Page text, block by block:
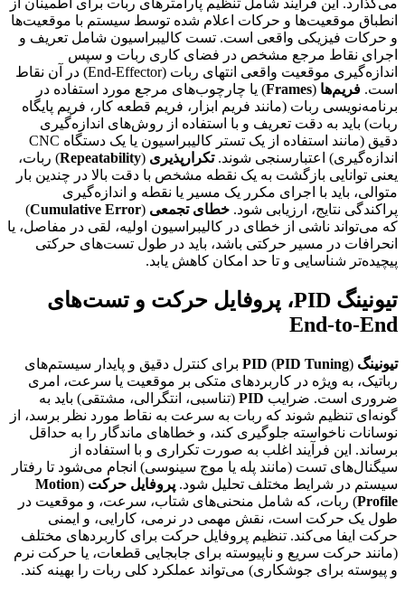
می‌گذارد. این فرآیند شامل تنظیم پارامترهای ربات برای اطمینان از
انطباق موقعیت‌ها و حرکات اعلام شده توسط سیستم با موقعیت‌ها
و حرکات فیزیکی واقعی است. تست کالیبراسیون شامل تعریف و
اجرای نقاط مرجع مشخص در فضای کاری ربات و سپس
اندازه‌گیری موقعیت واقعی انتهای ربات (End-Effector) در آن نقاط
است. فریم‌ها (
Frames) یا چارچوب‌های مرجع مورد استفاده در
برنامه‌نویسی ربات (مانند فریم ابزار، فریم قطعه کار، فریم پایگاه
ربات) باید به دقت تعریف و با استفاده از روش‌های اندازه‌گیری
دقیق (مانند استفاده از یک تستر کالیبراسیون یا یک دستگاه CNC
اندازه‌گیری) اعتبارسنجی شوند.تکرارپذیری (
Repeatability) ربات،
یعنی توانایی بازگشت به یک نقطه مشخص با دقت بالا در چندین بار
متوالی، باید با اجرای مکرر یک مسیر یا نقطه و اندازه‌گیری
پراکندگی نتایج، ارزیابی شود. خطای تجمعی (
Cumulative Error
)
که می‌تواند ناشی از خطای در کالیبراسیون اولیه، لقی در مفاصل، یا
انحرافات در مسیر حرکتی باشد، باید در طول تست‌های حرکتی
پیچیده‌تر شناسایی و تا حد امکان کاهش یابد.
تیونینگ PID، پروفایل حرکت و تست‌های
End-to-End
تیونینگ PID (PID Tuning
) برای کنترل دقیق و پایدار سیستم‌های
رباتیک، به ویژه در کاربردهای متکی بر موقعیت یا سرعت، امری
ضروری است. ضرایب PID (تناسبی، انتگرالی، مشتقی) باید به
گونه‌ای تنظیم شوند که ربات به سرعت به نقاط مورد نظر برسد، از
نوسانات ناخواسته جلوگیری کند، و خطاهای ماندگار را به حداقل
برساند. این فرآیند اغلب به صورت تکراری و با استفاده از
سیگنال‌های تست (مانند پله یا موج سینوسی) انجام می‌شود تا رفتار
سیستم در شرایط مختلف تحلیل شود. پروفایل حرکت (
Motion
Profile) ربات، که شامل منحنی‌های شتاب، سرعت، و موقعیت در
طول یک حرکت است، نقش مهمی در نرمی، کارایی، و ایمنی
حرکت ایفا می‌کند. تنظیم پروفایل حرکت برای کاربردهای مختلف
(مانند حرکت سریع و ناپیوسته برای جابجایی قطعات، یا حرکت نرم
و پیوسته برای جوشکاری) می‌تواند عملکرد کلی ربات را بهینه کند.